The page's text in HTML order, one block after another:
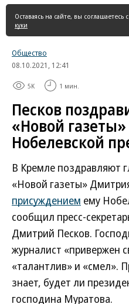
страница
Оставаясь на сайте, вы соглашаетесь с
куки
Общество
08.10.2021, 12:41
5K 1 мин.
Песков
«Новой
Нобелевской
В Кремле поздравляют
«Новой газеты»
присуждением ему
сообщил пресс-
Дмитрий Песков.
журналист «привержен
«талантлив» и «смел».
знает, будет ли
господина Муратова.